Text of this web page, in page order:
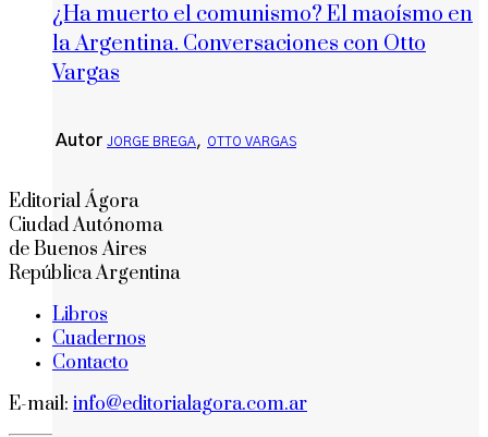
¿Ha muerto el comunismo? El maoísmo en
la Argentina. Conversaciones con Otto
Vargas
Autor JORGE BREGA, OTTO VARGAS
Editorial Ágora
Ciudad Autónoma
de Buenos Aires
República Argentina
Libros
Cuadernos
Contacto
E-mail: info@editorialagora.com.ar